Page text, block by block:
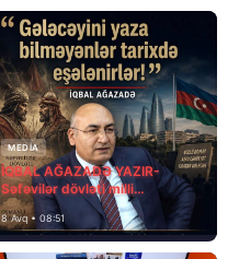
MEDİA
İQBAL AĞAZADƏ YAZIR-
Səfəvilər dövləti milli
dövlətdirmi?
8 Avq • 08:51